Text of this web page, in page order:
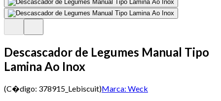
Descascador de Legumes Manual Tipo
Lamina Ao Inox
(C�digo: 378915_Lebiscuit)Marca: Weck